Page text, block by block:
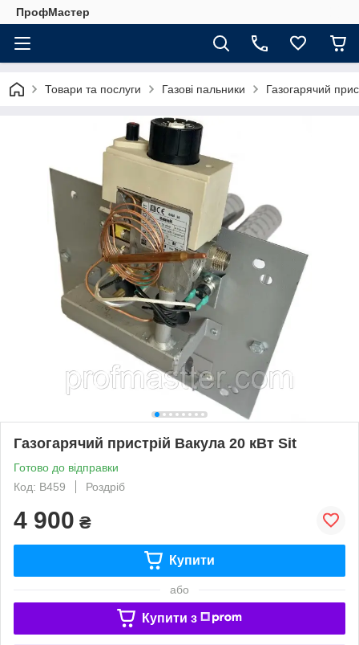
ПрофМастер
Товари та послуги Газові пальники Газогарячий
Газогарячий пристрій Вакула 20 кВт Sit
Готово до відправки
Код: В459
Роздріб
4 900 ₴
Купити
або
Купити з